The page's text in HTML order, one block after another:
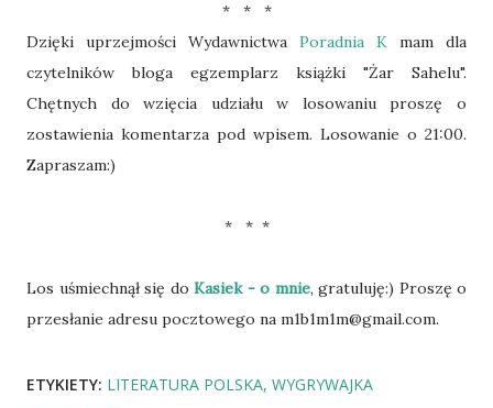
* * *
Dzięki uprzejmości Wydawnictwa Poradnia K mam dla
czytelników bloga egzemplarz książki "Żar Sahelu".
Chętnych do wzięcia udziału w losowaniu proszę o
zostawienia komentarza pod wpisem. Losowanie o 21:00.
Zapraszam:)
* * *
Los uśmiechnął się do Kasiek - o mnie, gratuluję:) Proszę o
przesłanie adresu pocztowego na m1b1m1m@gmail.com.
ETYKIETY: LITERATURA POLSKA WYGRYWAJKA